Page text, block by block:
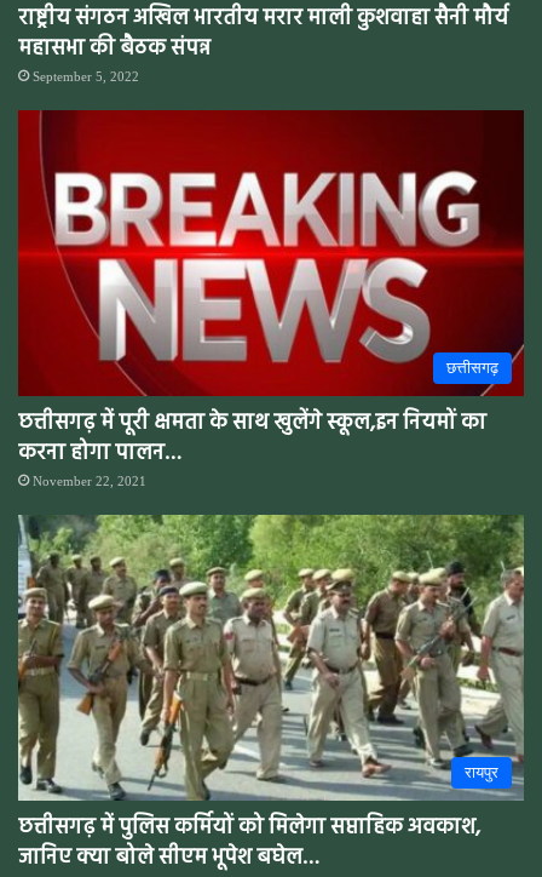
राष्ट्रीय संगठन अखिल भारतीय मरार माली कुशवाहा सैनी मौर्य
महासभा की बैठक संपन्न
September 5, 2022
छत्तीसगढ़
छत्तीसगढ़ में पूरी क्षमता के साथ खुलेंगे स्कूल,इन नियमों का
करना होगा पालन…
November 22, 2021
रायपुर
छत्तीसगढ़ में पुलिस कर्मियों को मिलेगा सप्ताहिक अवकाश,
जानिए क्या बोले सीएम भूपेश बघेल…